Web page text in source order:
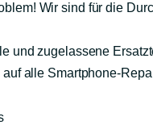
Wir sind für die
und zugelassene
alle Smartphone-